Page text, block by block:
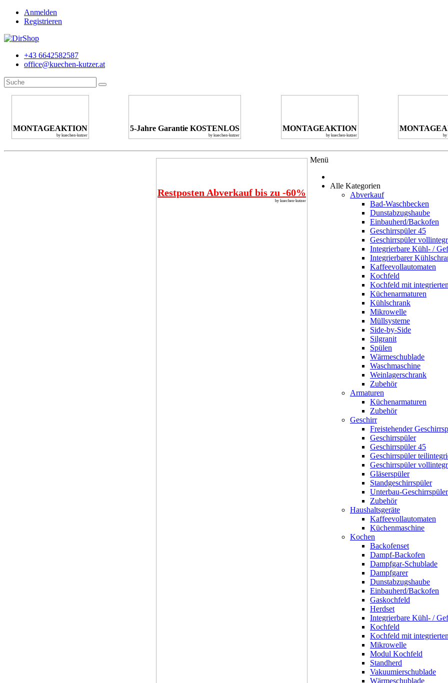
Anmelden
Registrieren
+43 6642582587
office@kuechen-kutzer.at
MONTAGEAKTION
by kuechen-kutzer
5-Jahre Garantie KOSTENLOS
by kuechen-kutzer
MONTAGEAKTION
by kuechen-kutzer by
Restposten Abverkauf bis zu -60%
by kuechen-kutzer
Menü
Alle Kategorien
Abverkauf
Bad-Waschbecken
Dunstabzugshaube
Einbauherd/Backofen
Geschirrspüler 45
Geschirrspüler
Integrierbare Kühl- /
Integrierbarer
Kaffeevollautomaten
Kochfeld
Kochfeld mit
Küchenarmaturen
Kühlschrank
Mikrowelle
Müllsysteme
Side-by-Side
Silgranit
Spülen
Wärmeschublade
Waschmaschine
Weinlagerschrank
Zubehör
Armaturen
Küchenarmaturen
Zubehör
Geschirr
Freistehender
Geschirrspüler
Geschirrspüler 45
Geschirrspüler
Geschirrspüler
Gläserspüler
Standgeschirrspüler
Unterbau-Geschirrspüler
Zubehör
Haushaltsgeräte
Kaffeevollautomaten
Küchenmaschine
Kochen
Backofenset
Dampf-Backofen
Dampfgar-Schublade
Dampfgarer
Dunstabzugshaube
Einbauherd/Backofen
Gaskochfeld
Herdset
Integrierbare Kühl- /
Kochfeld
Kochfeld mit
Mikrowelle
Modul Kochfeld
Standherd
Vakuumierschublade
Wärmeschublade